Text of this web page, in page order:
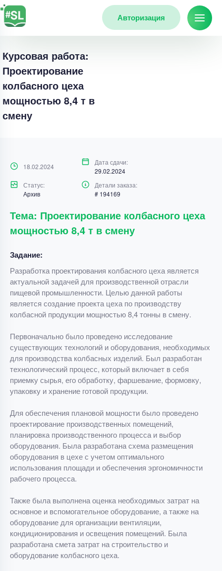
Авторизация
Курсовая работа:
Проектирование
колбасного цеха
мощностью 8,4 т в
смену
18.02.2024
Дата сдачи:
29.02.2024
Статус:
Архив
Детали заказа:
# 194169
Тема: Проектирование колбасного цеха
мощностью 8,4 т в смену
Задание:
Разработка проектирования колбасного цеха является
актуальной задачей для производственной отрасли
пищевой промышленности. Целью данной работы
является создание проекта цеха по производству
колбасной продукции мощностью 8,4 тонны в смену.
Первоначально было проведено исследование
существующих технологий и оборудования, необходимых
для производства колбасных изделий. Был разработан
технологический процесс, который включает в себя
приемку сырья, его обработку, фаршевание, формовку,
упаковку и хранение готовой продукции.
Для обеспечения плановой мощности было проведено
проектирование производственных помещений,
планировка производственного процесса и выбор
оборудования. Была разработана схема размещения
оборудования в цехе с учетом оптимального
использования площади и обеспечения эргономичности
рабочего процесса.
Также была выполнена оценка необходимых затрат на
основное и вспомогательное оборудование, а также на
оборудование для организации вентиляции,
кондиционирования и освещения помещений. Была
разработана смета затрат на строительство и
оборудование колбасного цеха.